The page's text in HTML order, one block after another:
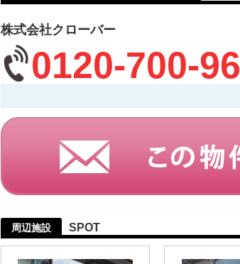
株式会社クローバー
0120-700-
周辺施設 SPOT